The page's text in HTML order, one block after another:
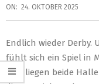
ON: 24. OKTOBER 2025
Endlich wieder Derby.
fühlt sich ein Spiel in
nah liegen beide